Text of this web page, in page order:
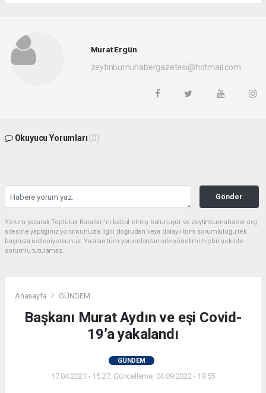
Murat Ergün
zeytinburnuhabergazetesi@hotmail.com
Okuyucu Yorumları (0)
Gönder
Yorum yazarak Topluluk Kuralları’nı kabul etmiş bulunuyor ve zeytinburnuhaber.org
sitesine yaptığınız yorumunuzla ilgili doğrudan veya dolaylı tüm sorumluluğu tek
başınıza üstleniyorsunuz. Yazılan tüm yorumlardan site yönetimi hiçbir şekilde
sorumlu tutulamaz.
Anasayfa GÜNDEM
Başkanı Murat Aydın ve eşi Covid-
19’a yakalandı
GÜNDEM
17.04.2021 - 15:27, Güncelleme: 04.09.2022 - 19:55